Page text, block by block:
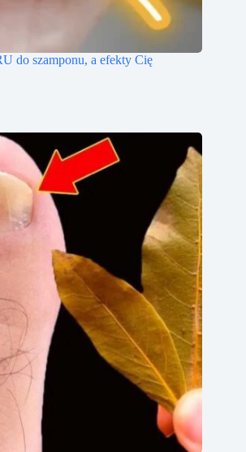
do szamponu, a efekty Cię